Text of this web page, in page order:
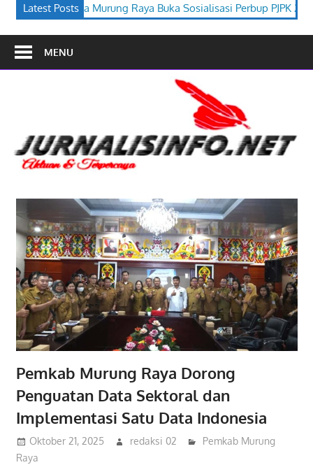
Latest Posts
Buka Sosialisasi Perbup PJPK 2026–2030 Festival Budaya
MENU
Pemkab Murung Raya Dorong
Penguatan Data Sektoral dan
Implementasi Satu Data Indonesia
Oktober 21, 2025 redaksi 02
Pemkab Murung
Raya